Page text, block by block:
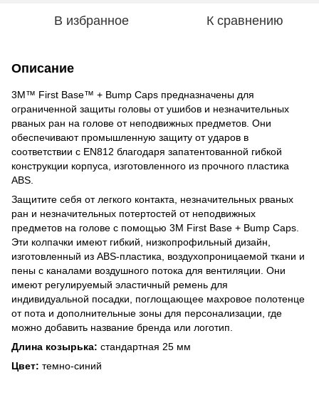
В избранное К сравнению
Описание
3M™ First Base™ + Bump Caps предназначены для
ограниченной защиты головы от ушибов и незначительных
рваных ран на голове от неподвижных предметов. Они
обеспечивают промышленную защиту от ударов в
соответствии с EN812 благодаря запатентованной гибкой
конструкции корпуса, изготовленного из прочного пластика
ABS.
Защитите себя от легкого контакта, незначительных рваных
ран и незначительных потертостей от неподвижных
предметов на голове с помощью 3M First Base + Bump Caps.
Эти колпачки имеют гибкий, низкопрофильный дизайн,
изготовленный из ABS-пластика, воздухопроницаемой ткани и
пены с каналами воздушного потока для вентиляции. Они
имеют регулируемый эластичный ремень для
индивидуальной посадки, поглощающее махровое полотенце
от пота и дополнительные зоны для персонализации, где
можно добавить название бренда или логотип.
Длина козырька: стандартная 25 мм
Цвет: темно-синий